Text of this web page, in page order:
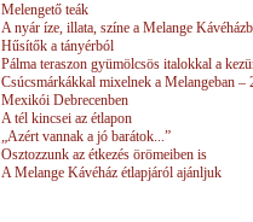
Melengető teák
A nyár íze, illata, színe a Melange
Hűsítők a tányérból
Pálma teraszon gyümölcsös italokkal a
Csúcsmárkákkal mixelnek a Melangeban –
Mexikói Debrecenben
A tél kincsei az étlapon
„Azért vannak a jó barátok...”
Osztozzunk az étkezés örömeiben is
A Melange Kávéház étlapjáról ajánljuk